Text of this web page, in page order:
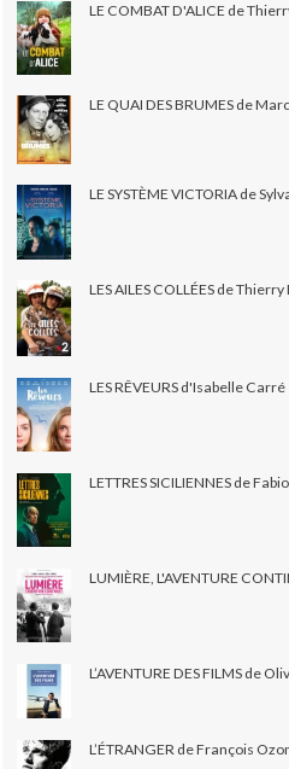
LE COMBAT D'ALICE de
LE QUAI DES BRUMES de
LE SYSTÈME VICTORIA de
LES AILES COLLÉES de
LES RÊVEURS d'Isabelle Carré
LETTRES SICILIENNES de
LUMIÈRE, L'AVENTURE
L’AVENTURE DES FILMS de
L’ÉTRANGER de François